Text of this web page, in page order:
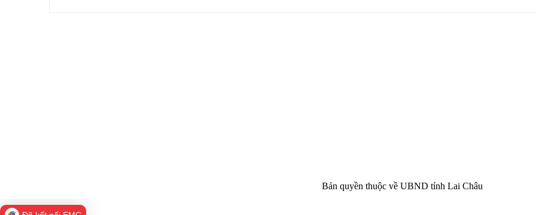
Bản quyền thuộc về UBND tỉnh Lai Châu